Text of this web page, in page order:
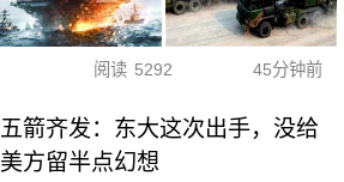
阅读 5292 45分钟前
五箭齐发：东大这次出手，没给
美方留半点幻想